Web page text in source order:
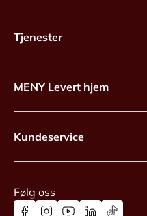
Tjenester
MENY Levert hjem
Kundeservice
Følg oss